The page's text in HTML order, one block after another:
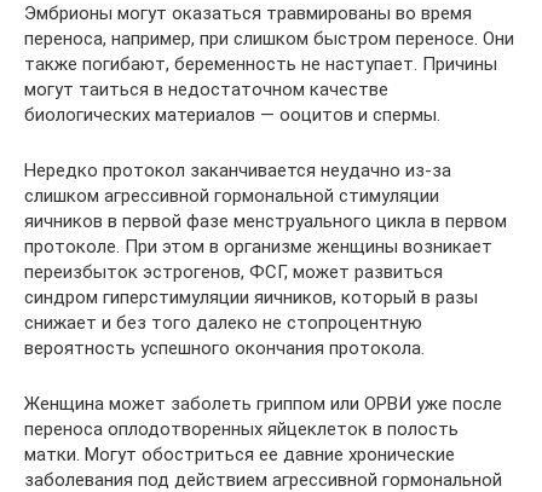
Эмбрионы могут оказаться травмированы во время
переноса, например, при слишком быстром переносе. Они
также погибают, беременность не наступает. Причины
могут таиться в недостаточном качестве
биологических материалов — ооцитов и спермы.
Нередко протокол заканчивается неудачно из-за
слишком агрессивной гормональной стимуляции
яичников в первой фазе менструального цикла в первом
протоколе. При этом в организме женщины возникает
переизбыток эстрогенов, ФСГ, может развиться
синдром гиперстимуляции яичников, который в разы
снижает и без того далеко не стопроцентную
вероятность успешного окончания протокола.
Женщина может заболеть гриппом или ОРВИ уже после
переноса оплодотворенных яйцеклеток в полость
матки. Могут обостриться ее давние хронические
заболевания под действием агрессивной гормональной